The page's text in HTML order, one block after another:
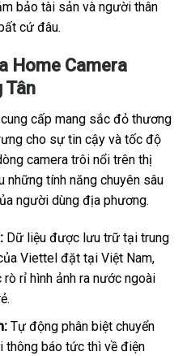
bảo tài sản và người thân
cứ đâu.
Home Camera
Tân
cấp mang sắc đỏ thương
cho sự tin cậy và tốc độ
camera trôi nổi trên thị
những tính năng chuyên sâu
người dùng địa phương.
Dữ liệu được lưu trữ tại trung
Viettel đặt tại Việt Nam,
rỉ hình ảnh ra nước ngoài
Tự động phân biệt chuyển
thông báo tức thì về điện